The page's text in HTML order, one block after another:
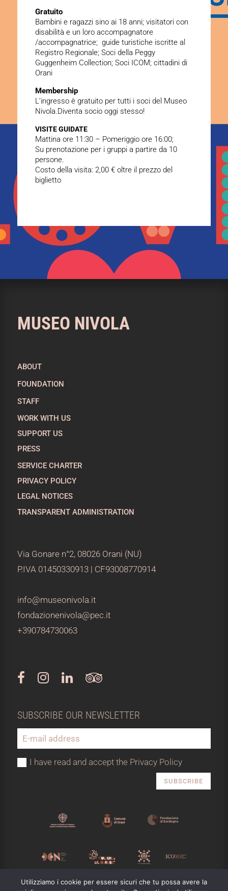
Gratuito
Bambini e ragazzi sino ai 18 anni; visitatori con
disabilità e un loro accompagnatore
/accompagnatrice; guide turistiche iscritte al
Registro Regionale; Soci della Peggy
Guggenheim Collection; Soci ICOM; cittadini di
Orani
Membership
L’ingresso è gratuito per tutti i soci del Museo
Nivola.Diventa socio oggi stesso!
VISITE GUIDATE
Mattina ore 11:30 – Pomeriggio ore 16:00;
Su prenotazione per i gruppi a partire da 10
persone.
Costo della visita: 2,00 € oltre il prezzo del
biglietto
MUSEO NIVOLA
ABOUT
FOUNDATION
STAFF
WORK WITH US
SUPPORT US
PRESS
SERVICE CHARTER
PRIVACY POLICY
LEGAL NOTICES
TRANSPARENT ADMINISTRATION
Via Gonare n°2, 08026 Orani (NU)
P.IVA 01450330913 | CF93008770914
info@museonivola.it
fondazionenivola@pec.it
+390784730063
SUBSCRIBE OUR NEWSLETTER
I have read and accept the Privacy Policy
SUBSCRIBE
MUSEO NIVOLA
Utilizziamo i cookie per essere sicuri che tu possa avere la